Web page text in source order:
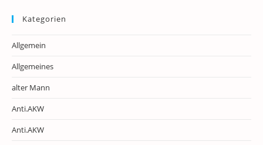
Kategorien
Allgemein
Allgemeines
alter Mann
Anti.AKW
Anti.AKW